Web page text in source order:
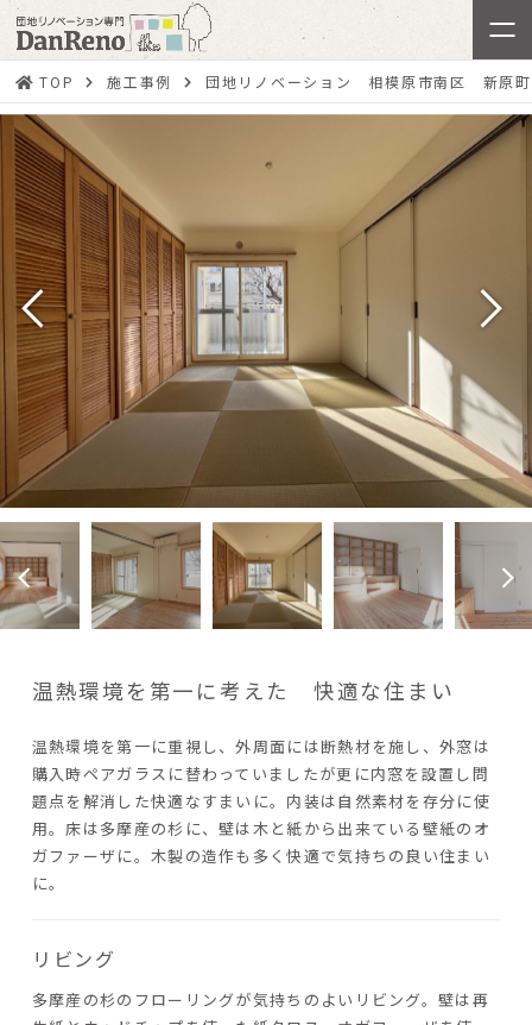
TOP 施工事例 団地リノベーション 相模原市南区 新原
温熱環境を第一に考えた 快適な住まい
温熱環境を第一に重視し、外周面には断熱材を施し、外窓は
購入時ペアガラスに替わっていましたが更に内窓を設置し問
題点を解消した快適なすまいに。内装は自然素材を存分に使
用。床は多摩産の杉に、壁は木と紙から出来ている壁紙のオ
ガファーザに。木製の造作も多く快適で気持ちの良い住まい
に。
リビング
多摩産の杉のフローリングが気持ちのよいリビング。壁は再